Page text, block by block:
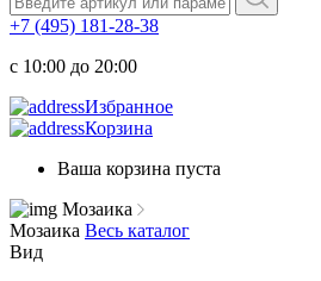
+7 (495) 181-28-38
c 10:00 до 20:00
Избранное
Корзина
Ваша корзина пуста
Мозаика
Мозаика Весь каталог
Вид